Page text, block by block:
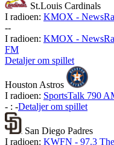
St.Louis Cardinals
I radioen: KMOX -
--
I radioen: KMOX -
FM
Detaljer om spillet
Houston Astros
I radioen: SportsTalk 790
- : -Detaljer om spillet
San Diego Padres
I radioen: KWFN - 97.3